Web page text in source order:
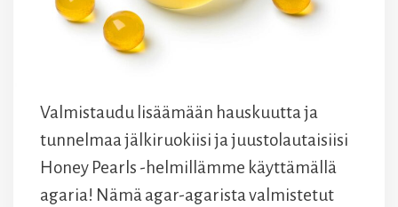
Valmistaudu lisäämään hauskuutta ja
tunnelmaa jälkiruokiisi ja juustolautaisiisi
Honey Pearls -helmillämme käyttämällä
agaria! Nämä agar-agarista valmistetut